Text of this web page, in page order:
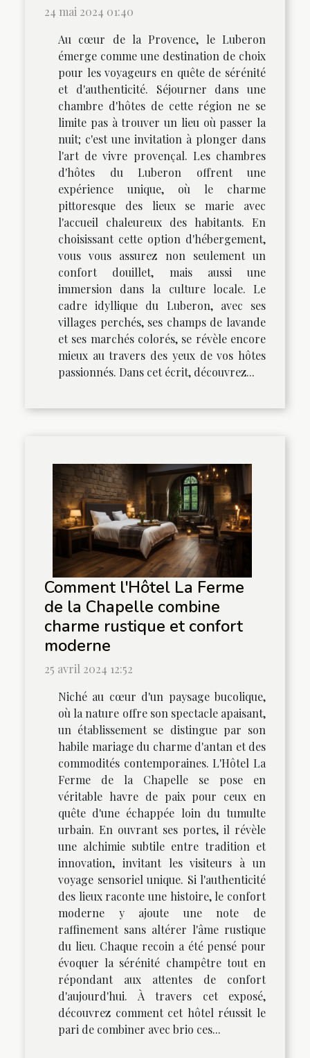
24 mai 2024 01:40
Au cœur de la Provence, le Luberon
émerge comme une destination de choix
pour les voyageurs en quête de sérénité
et d'authenticité. Séjourner dans une
chambre d'hôtes de cette région ne se
limite pas à trouver un lieu où passer la
nuit; c'est une invitation à plonger dans
l'art de vivre provençal. Les chambres
d'hôtes du Luberon offrent une
expérience unique, où le charme
pittoresque des lieux se marie avec
l'accueil chaleureux des habitants. En
choisissant cette option d'hébergement,
vous vous assurez non seulement un
confort douillet, mais aussi une
immersion dans la culture locale. Le
cadre idyllique du Luberon, avec ses
villages perchés, ses champs de lavande
et ses marchés colorés, se révèle encore
mieux au travers des yeux de vos hôtes
passionnés. Dans cet écrit, découvrez...
Comment l'Hôtel La Ferme
de la Chapelle combine
charme rustique et confort
moderne
25 avril 2024 12:52
Niché au cœur d'un paysage bucolique,
où la nature offre son spectacle apaisant,
un établissement se distingue par son
habile mariage du charme d'antan et des
commodités contemporaines. L'Hôtel La
Ferme de la Chapelle se pose en
véritable havre de paix pour ceux en
quête d'une échappée loin du tumulte
urbain. En ouvrant ses portes, il révèle
une alchimie subtile entre tradition et
innovation, invitant les visiteurs à un
voyage sensoriel unique. Si l'authenticité
des lieux raconte une histoire, le confort
moderne y ajoute une note de
raffinement sans altérer l'âme rustique
du lieu. Chaque recoin a été pensé pour
évoquer la sérénité champêtre tout en
répondant aux attentes de confort
d'aujourd'hui. À travers cet exposé,
découvrez comment cet hôtel réussit le
pari de combiner avec brio ces...